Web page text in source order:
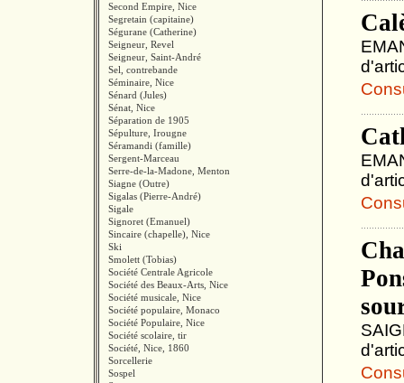
Second Empire, Nice
Segretain (capitaine)
Ségurane (Catherine)
Seigneur, Revel
Seigneur, Saint-André
Sel, contrebande
Séminaire, Nice
Sénard (Jules)
Sénat, Nice
Séparation de 1905
Sépulture, Irougne
Séramandi (famille)
Sergent-Marceau
Serre-de-la-Madone, Menton
Siagne (Outre)
Sigalas (Pierre-André)
Sigale
Signoret (Emanuel)
Sincaire (chapelle), Nice
Ski
Smolett (Tobias)
Société Centrale Agricole
Société des Beaux-Arts, Nice
Société musicale, Nice
Société populaire, Monaco
Société Populaire, Nice
Société scolaire, tir
Société, Nice, 1860
Sorcellerie
Sospel